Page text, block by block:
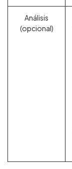
Análisis
(opcional)